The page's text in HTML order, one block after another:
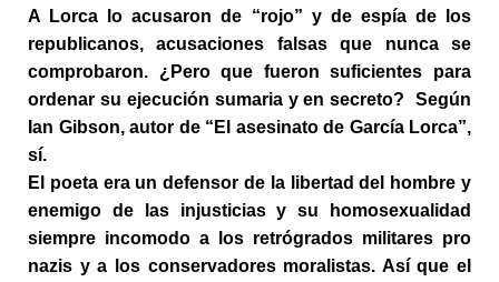
A Lorca lo acusaron de “rojo” y de espía de los
republicanos, acusaciones falsas que nunca se
comprobaron. ¿Pero que fueron suficientes para
ordenar su ejecución sumaria y en secreto? Según
Ian Gibson, autor de “El asesinato de García Lorca”,
sí.
El poeta era un defensor de la libertad del hombre y
enemigo de las injusticias y su homosexualidad
siempre incomodo a los retrógrados militares pro
nazis y a los conservadores moralistas. Así que el